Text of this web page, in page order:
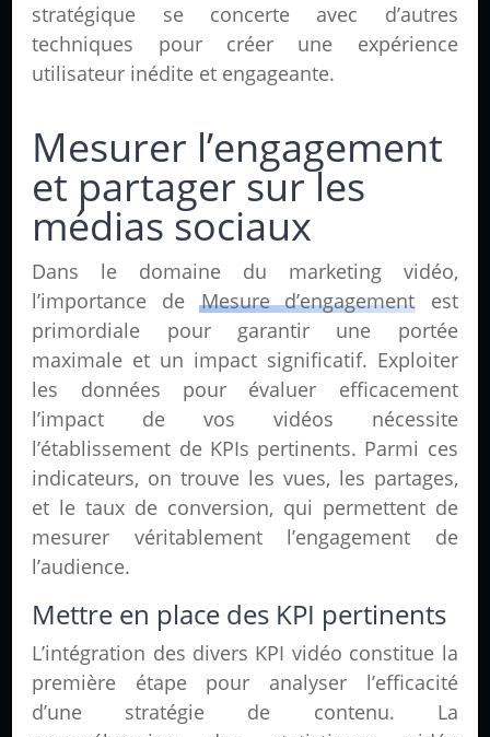
stratégique se concerte avec d’autres
techniques pour créer une expérience
utilisateur inédite et engageante.
Mesurer l’engagement
et partager sur les
médias sociaux
Dans le domaine du marketing vidéo,
l’importance de Mesure d’engagement est
primordiale pour garantir une portée
maximale et un impact significatif. Exploiter
les données pour évaluer efficacement
l’impact de vos vidéos nécessite
l’établissement de KPIs pertinents. Parmi ces
indicateurs, on trouve les vues, les partages,
et le taux de conversion, qui permettent de
mesurer véritablement l’engagement de
l’audience.
Mettre en place des KPI pertinents
L’intégration des divers KPI vidéo constitue la
première étape pour analyser l’efficacité
d’une stratégie de contenu. La